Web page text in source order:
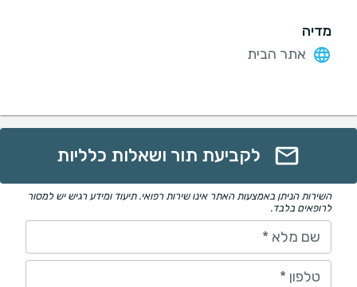
מדיה
אתר הבית
לקביעת תור ושאלות כלליות
השירות הניתן באמצעות האתר אינו שירות רפואי. תיעוד ומידע רגיש יש למסור
לרופאים בלבד.
שם מלא *
טלפון *